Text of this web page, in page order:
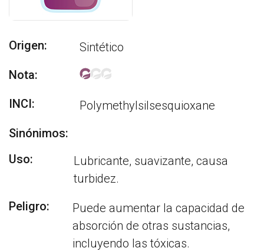
Origen:
Sintético
Nota:
INCI:
Polymethylsilsesquioxane
Sinónimos:
Uso:
Lubricante, suavizante, causa
turbidez.
Peligro:
Puede aumentar la capacidad de
absorción de otras sustancias,
incluyendo las tóxicas.